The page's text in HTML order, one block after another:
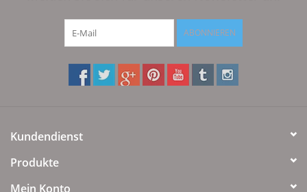
ABONNIEREN
Kundendienst
Produkte
Mein Konto